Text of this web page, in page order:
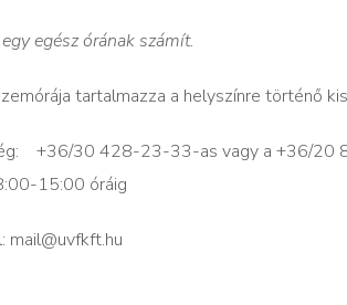
egész órának számít.
tartalmazza a helyszínre történő
+36/30 428-23-33-as vagy a
15:00 óráig